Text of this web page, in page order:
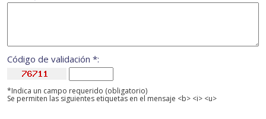
Código de validación *:
*Indica un campo requerido (obligatorio)
Se permiten las siguientes etiquetas en el mensaje <b> <i> <u>